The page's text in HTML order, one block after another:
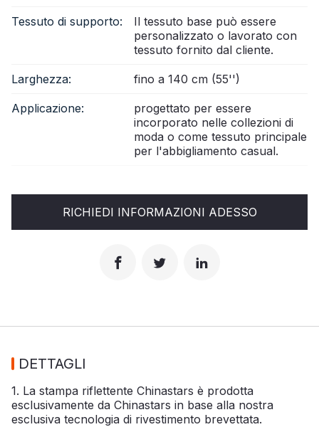
Tessuto di supporto:
Il tessuto base può essere
personalizzato o lavorato con
tessuto fornito dal cliente.
Larghezza: fino a 140 cm (55'')
Applicazione:
progettato per essere
incorporato nelle collezioni di
moda o come tessuto principale
per l'abbigliamento casual.
RICHIEDI INFORMAZIONI ADESSO
DETTAGLI
1. La stampa riflettente Chinastars è prodotta
esclusivamente da Chinastars in base alla nostra
esclusiva tecnologia di rivestimento brevettata.